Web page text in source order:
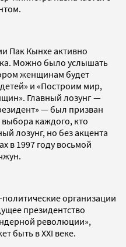
Пак Кынхе активно
Можно было услышать
женщинам будет
и «Построим мир,
Главный лозунг —
— был призван
каждого, кто
лозунг, но без акцента
в 1997 году восьмой
организации
президентство
революции»,
быть в XXI веке.